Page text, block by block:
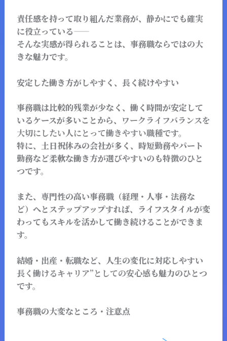
責任感を持って取り組んだ業務が、静かにでも確実
に役立っている――
そんな実感が得られることは、事務職ならではの大
きな魅力です。
安定した働き方がしやすく、長く続けやすい
事務職は比較的残業が少なく、働く時間が安定して
いるケースが多いことから、 ワークライフバランスを
大切にしたい人にとって働きやすい職種です。
特に、土日祝休みの会社が多く、時短勤務やパート
勤務など柔軟な働き方が選びやすいのも特徴のひと
つです。
また、専門性の高い事務職（経理・人事・法務な
ど）へとステップアップすれば、ライフスタイルが変
わってもスキルを活かして働き続けることができま
す。
結婚・出産・転職など、人生の変化に対応しやすい
長く働けるキャリア”としての安心感も魅力のひとつ
です。
事務職の大変なところ・注意点